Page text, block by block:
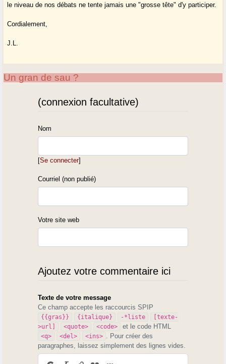
le niveau de nos débats ne tente jamais une "grosse tête" d'y participer.
Cordialement,
J.L.
Un gran de sau ?
(connexion facultative)
Nom
[Se connecter]
Courriel (non publié)
Votre site web
Ajoutez votre commentaire ici
Texte de votre message
Ce champ accepte les raccourcis SPIP
{{gras}} {italique} -*liste
[texte-
>url]
<quote> <code> et le code HTML
<q> <del> <ins>
. Pour créer des
paragraphes, laissez simplement des lignes vides.